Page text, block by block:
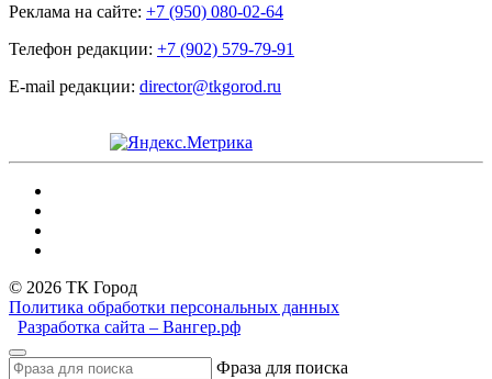
Реклама на сайте: +7 (950) 080-02-64
Телефон редакции: +7 (902) 579-79-91
E-mail редакции: director@tkgorod.ru
© 2026 ТК Город
Политика обработки персональных данных
Разработка сайта – Вангер.рф
Фраза для поиска